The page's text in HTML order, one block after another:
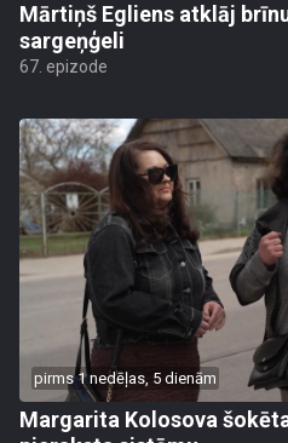
Mārtiņš Egliens atklāj
sargeņģeli
67. epizode
pirms 1 nedēļas, 5 dienām
Margarita Kolosova